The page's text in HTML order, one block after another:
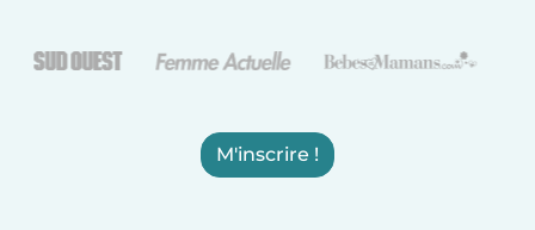
M'inscrire !